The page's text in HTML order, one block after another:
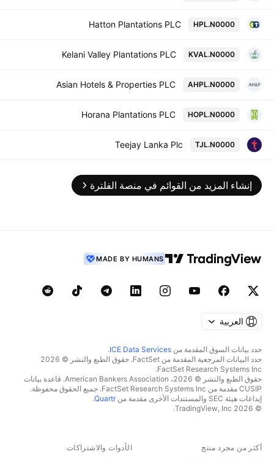
HPL.N0000
Hatton Plantations PLC
KVAL.N0000
Kelani Valley Plantations PLC
AHPL.N0000
Asian Hotels & Properties PLC
HOPL.N0000
Horana Plantations PLC
TJL.N0000
Teejay Lanka Plc
إنشاء المزيد من القوائم في منصة الفلترة
MADE BY HUMANS
العربية
حدد بيانات السوق المقدمة من ICE Data Services
.
حدد البيانات المرجعية المقدمة من FactSet. حقوق الطبع والنشر © 2026
FactSet Research Systems Inc.
حقوق الطبع والنشر © 2026، American Bankers Association. قاعدة بيانات
CUSIP مقدمة من FactSet Research Systems Inc. جميع الحقوق محفوظة.
إيداعات هيئة SEC والمستندات الأخرى مقدمة من
Quartr
.
© 2026 TradingView, Inc.
أكثر من مجرد منتج الأدوات والاشتراكات